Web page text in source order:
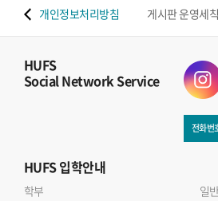
개인정보처리방침 게시판 운영세칙
HUFS
Social Network Service
전화번
HUFS입학안내
학부
일